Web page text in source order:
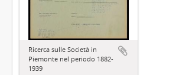
Ricerca sulle Società in
Piemonte nel periodo 1882-
1939